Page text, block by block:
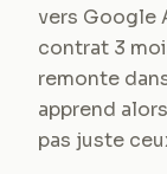
vers Google
contrat 3
remonte
apprend
pas juste